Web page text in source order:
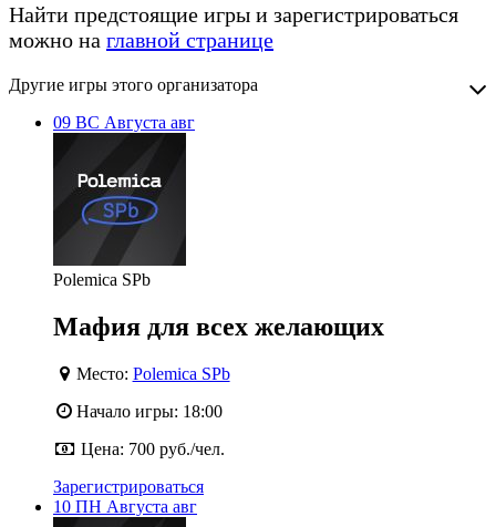
Найти предстоящие игры и зарегистрироваться
можно на главной странице
Другие игры этого организатора
09 ВС Августа авг
Polemica SPb
Мафия для всех желающих
Место: Polemica SPb
Начало игры: 18:00
Цена: 700 руб./чел.
Зарегистрироваться
10 ПН Августа авг